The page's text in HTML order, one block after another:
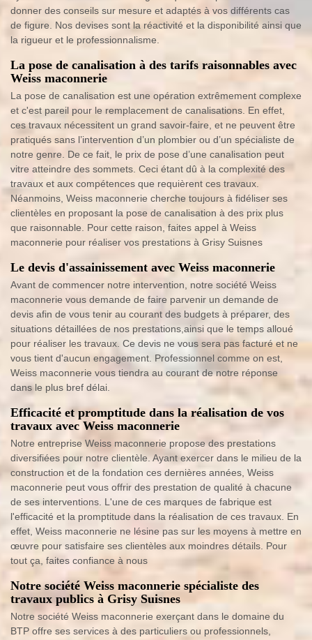
donner des conseils sur mesure et adaptés à vos différents cas
de figure. Nos devises sont la réactivité et la disponibilité ainsi que
la rigueur et le professionnalisme.
La pose de canalisation à des tarifs raisonnables avec
Weiss maconnerie
La pose de canalisation est une opération extrêmement complexe
et c'est pareil pour le remplacement de canalisations. En effet,
ces travaux nécessitent un grand savoir-faire, et ne peuvent être
pratiqués sans l’intervention d’un plombier ou d’un spécialiste de
notre genre. De ce fait, le prix de pose d’une canalisation peut
vitre atteindre des sommets. Ceci étant dû à la complexité des
travaux et aux compétences que requièrent ces travaux.
Néanmoins, Weiss maconnerie cherche toujours à fidéliser ses
clientèles en proposant la pose de canalisation à des prix plus
que raisonnable. Pour cette raison, faites appel à Weiss
maconnerie pour réaliser vos prestations à Grisy Suisnes
Le devis d'assainissement avec Weiss maconnerie
Avant de commencer notre intervention, notre société Weiss
maconnerie vous demande de faire parvenir un demande de
devis afin de vous tenir au courant des budgets à préparer, des
situations détaillées de nos prestations,ainsi que le temps alloué
pour réaliser les travaux. Ce devis ne vous sera pas facturé et ne
vous tient d'aucun engagement. Professionnel comme on est,
Weiss maconnerie vous tiendra au courant de notre réponse
dans le plus bref délai.
Efficacité et promptitude dans la réalisation de vos
travaux avec Weiss maconnerie
Notre entreprise Weiss maconnerie propose des prestations
diversifiées pour notre clientèle. Ayant exercer dans le milieu de la
construction et de la fondation ces dernières années, Weiss
maconnerie peut vous offrir des prestation de qualité à chacune
de ses interventions. L'une de ces marques de fabrique est
l'efficacité et la promptitude dans la réalisation de ces travaux. En
effet, Weiss maconnerie ne lésine pas sur les moyens à mettre en
œuvre pour satisfaire ses clientèles aux moindres détails. Pour
tout ça, faites confiance à nous
Notre société Weiss maconnerie spécialiste des
travaux publics à Grisy Suisnes
Notre société Weiss maconnerie exerçant dans le domaine du
BTP offre ses services à des particuliers ou professionnels,